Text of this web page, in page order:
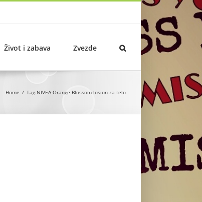
Život i zabava Zvezde
Home Tag:NIVEA Orange Blossom losion za telo